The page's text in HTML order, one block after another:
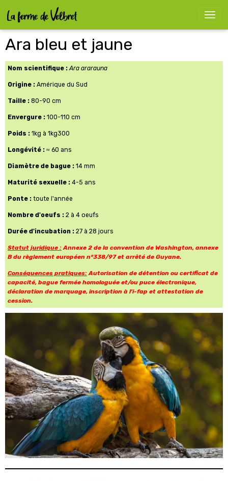
Ara bleu et jaune
Nom scientifique : Ara ararauna
Origine : Amérique du Sud
Taille : 80-90 cm
Envergure : 100-110 cm
Poids : 1kg à 1kg300
Longévité : ≈ 60 ans
Diamètre de bague : 14 mm
Maturité sexuelle : 4-5 ans
Ponte : toute l'année
Nombre d'oeufs : 2 à 4 oeufs
Durée d'incubation : 27 à 28 jours
Statut juridique :Annexe 2 de la convention de Washington, annexe
B du règlement européen n°338/97 et arrêté de Guyane.
Conséquences pratiques:Autorisation de détention ou certificat de
capacité, bague fermée homologuée et/ou puce électronique,
déclaration de marquage, inscription à l'i-fap et attestation de
cession.